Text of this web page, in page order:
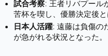
試合考察: 王者リバプール
苦杯を喫し、優勝決定後
日本人活躍: 遠藤は負傷の
が急がれる状況となった。